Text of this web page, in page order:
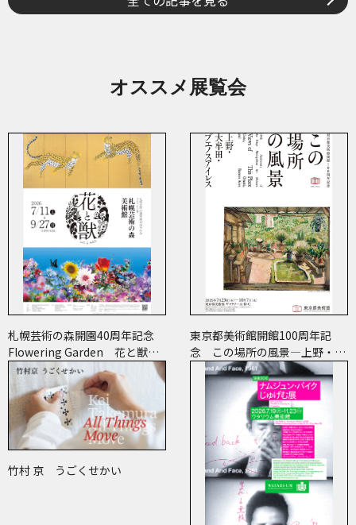
オススメ展覧会
札幌芸術の森開園40周年記念
Flowering Garden 花と獣
いろとかたち
東京都美術館開館100周年記
念 この場所の風景―上野・大
牟田・ブエノスアイレス
竹村 京 うごくせかい